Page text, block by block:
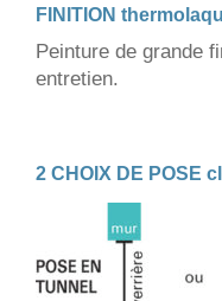
FINITION
Peinture de grande
entretien.
2 CHOIX DE POSE